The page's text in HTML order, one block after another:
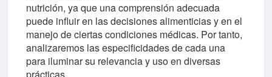
nutrición, ya que una comprensión adecuada
puede influir en las decisiones alimenticias y en el
manejo de ciertas condiciones médicas. Por tanto,
analizaremos las especificidades de cada una
para iluminar su relevancia y uso en diversas
prácticas.